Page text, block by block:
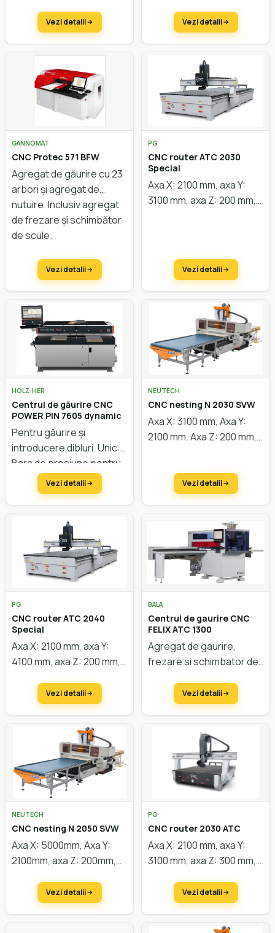
mm, în Z până la 325 mm.
Viteza vectorială de 100 m/min.
Vezi detalii
de frezare.Vezi detalii
GANNOMAT
CNC Protec 571 BFW
Agregat de găurire cu 23
arbori și agregat de
nutuire. Inclusiv agregat
de frezare și schimbător
de scule.
Vezi detalii
PG
CNC router ATC 2030
Special
Axa X: 2100 mm, axa Y:
3100 mm, axa Z: 200 mm,
de scule linear.
Configurare
personalizată.
Vezi detalii
HOLZ-HER
Centrul de găurire CNC
POWER PIN 7605 dynamic
Pentru găurire și
introducere dibluri. Unic:
Bara de presiune pentru
fixarea sigură a pieselor
de prelucrat.
Vezi detalii
NEUTECH
CNC nesting N 2030 SVW
Axa X: 3100 mm, Axa Y:
2100 mm. Axa Z: 200 mm,
kW, cu lift. Completă
pentru nesting.
Vezi detalii
PG
CNC router ATC 2040
Special
Axa X: 2100 mm, axa Y:
4100 mm, axa Z: 200 mm,
masă vacuum, putere
motor 9 kW, schimbător
Configurare la cerere
Vezi detalii
BALA
Centrul de gaurire CNC
FELIX ATC 1300
Agregat de gaurire,
frezare sischimbator de
dotareastandard.
Prelucrari in X 180-
Vezi detalii
NEUTECH
CNC nesting N 2050 SVW
Axa X: 5000mm, Axa Y:
2100mm, axa Z: 200mm,
vacuum, Putere motor 9
kW, cu lift, completă
Vezi detalii
PG
CNC router 2030 ATC
Axa X: 2100 mm, axa Y:
3100 mm, axa Z: 300 mm,
vacuum, putere motor 9
kW, schimbător de scule
Vezi detalii